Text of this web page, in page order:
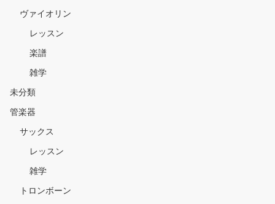
ヴァイオリン
レッスン
楽譜
雑学
未分類
管楽器
サックス
レッスン
雑学
トロンボーン